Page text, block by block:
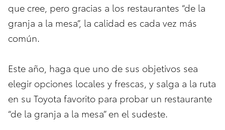
que cree, pero gracias a los restaurantes “de la
granja a la mesa”, la calidad es cada vez más
común.
Este año, haga que uno de sus objetivos sea
elegir opciones locales y frescas, y salga a la ruta
en su Toyota favorito para probar un restaurante
“de la granja a la mesa” en el sudeste.